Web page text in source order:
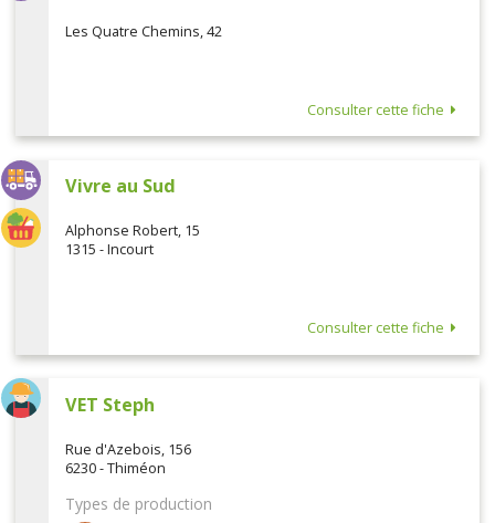
Les Quatre Chemins, 42
Consulter cette fiche
Vivre au Sud
Alphonse Robert, 15
1315 - Incourt
Consulter cette fiche
VET Steph
Rue d'Azebois, 156
6230 - Thiméon
Types de production